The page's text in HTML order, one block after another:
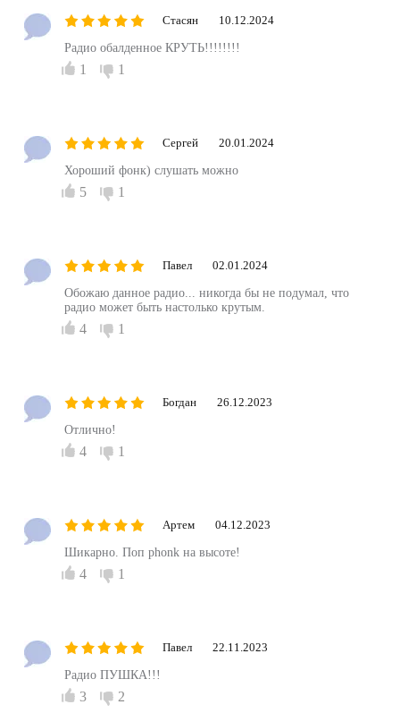
Стасян 10.12.2024
Радио обалденное КРУТЬ!!!!!!!!
1 1
Сергей 20.01.2024
Хороший фонк) слушать можно
5 1
Павел 02.01.2024
Обожаю данное радио... никогда бы не подумал, что
радио может быть настолько крутым.
4 1
Богдан 26.12.2023
Отлично!
4 1
Артем 04.12.2023
Шикарно. Поп phonk на высоте!
4 1
Павел 22.11.2023
Радио ПУШКА!!!
3 2